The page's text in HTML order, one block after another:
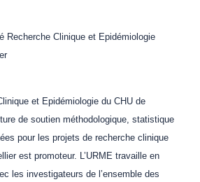
Recherche Clinique et Epidémiologie
et Epidémiologie du CHU de
de soutien méthodologique, statistique
pour les projets de recherche clinique
est promoteur. L’URME travaille en
les investigateurs de l’ensemble des